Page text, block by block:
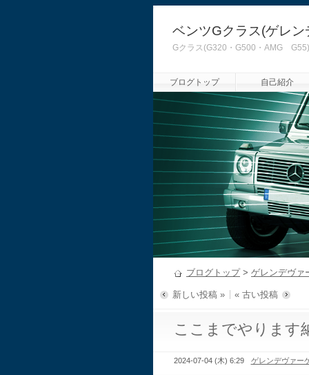
ベンツGクラス(ゲレ
Gクラス(G320・G500・AMG
ブログトップ 自己紹介
ブログトップ> ゲレンデヴァ
新しい投稿 » « 古い投稿
ここまでやりま
2024-07-04 (木) 6:29 ゲレンデヴァー